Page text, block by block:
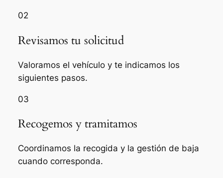
02
Revisamos tu solicitud
Valoramos el vehículo y te indicamos los
siguientes pasos.
03
Recogemos y tramitamos
Coordinamos la recogida y la gestión de baja
cuando corresponda.